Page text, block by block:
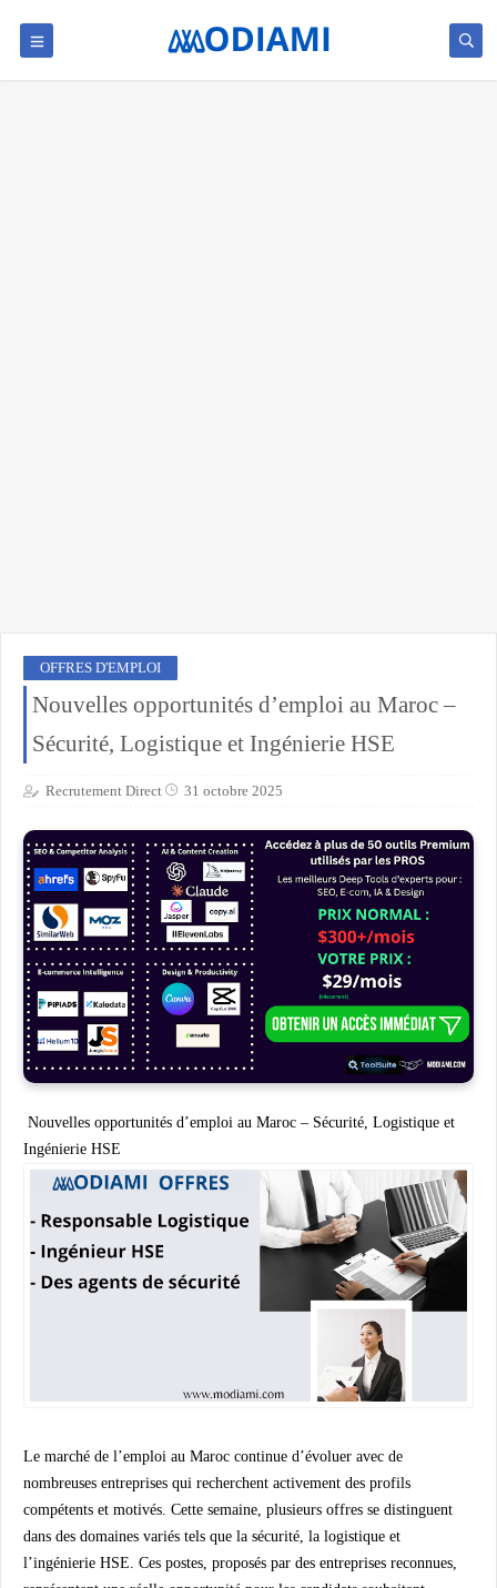
OFFRES D'EMPLOI
Nouvelles opportunités d’emploi au Maroc –
Sécurité, Logistique et Ingénierie HSE
Recrutement Direct 31 octobre 2025
Nouvelles opportunités d’emploi au Maroc – Sécurité, Logistique et
Ingénierie HSE
Le marché de l’emploi au Maroc continue d’évoluer avec de
nombreuses entreprises qui recherchent activement des profils
compétents et motivés. Cette semaine, plusieurs offres se distinguent
dans des domaines variés tels que la sécurité, la logistique et
l’ingénierie HSE. Ces postes, proposés par des entreprises reconnues,